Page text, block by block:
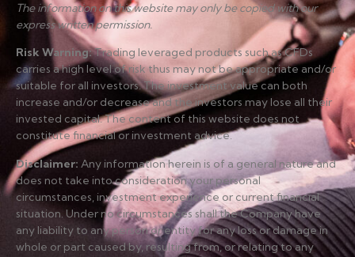
The information on this website may only be copied with our
express written permission.
Risk Warning:Trading leveraged products such as CFDs
carries a high level of risk thus may not be appropriate and/or
suitable for all investors. The investment value can both
increase and/or decrease and the investors may lose all their
invested capital. The content of this website does not
constitute financial or investment advice.
Disclaimer: Any information herein is of a general nature and
does not take into consideration your personal
circumstances, investment experience or current financial
situation. Under no circumstances shall the Company have
any liability to any person or entity for any loss or damage in
whole or part caused by, resulting from, or relating to any